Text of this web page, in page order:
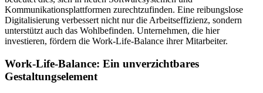
Kommunikationsplattformen zurechtzufinden. Eine reibungslose
Digitalisierung verbessert nicht nur die Arbeitseffizienz, sondern
unterstützt auch das Wohlbefinden. Unternehmen, die hier
investieren, fördern die Work-Life-Balance ihrer Mitarbeiter.
Work-Life-Balance: Ein unverzichtbares
Gestaltungselement